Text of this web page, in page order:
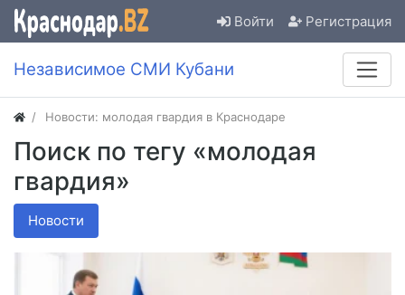
Войти Регистрация
Независимое СМИ Кубани
Новости: молодая гвардия в Краснодаре
Поиск по тегу «молодая
гвардия»
Новости